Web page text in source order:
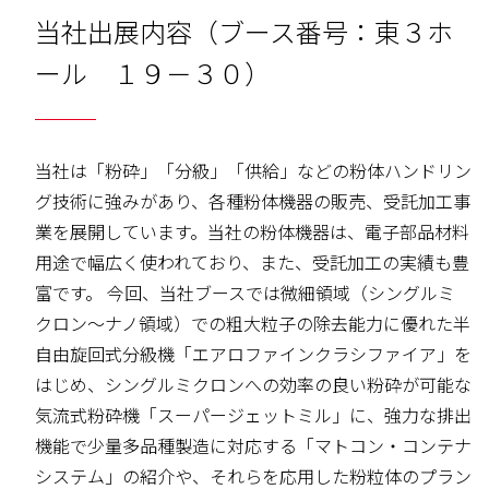
当社出展内容（ブース番号：東３ホ
ール １９－３０）
当社は「粉砕」「分級」「供給」などの粉体ハンドリン
グ技術に強みがあり、各種粉体機器の販売、受託加工事
業を展開しています。当社の粉体機器は、電子部品材料
用途で幅広く使われており、また、受託加工の実績も豊
富です。 今回、当社ブースでは微細領域（シングルミ
クロン～ナノ領域）での粗大粒子の除去能力に優れた半
自由旋回式分級機「エアロファインクラシファイア」を
はじめ、シングルミクロンへの効率の良い粉砕が可能な
気流式粉砕機「スーパージェットミル」に、強力な排出
機能で少量多品種製造に対応する「マトコン・コンテナ
システム」の紹介や、それらを応用した粉粒体のプラン